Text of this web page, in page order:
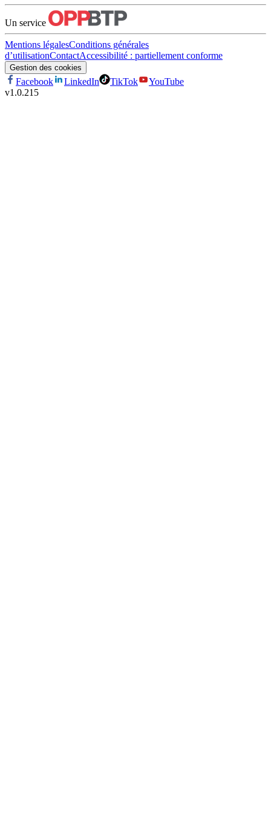
Un service
Mentions légalesConditions générales
d’utilisationContactAccessibilité : partiellement conforme
Gestion des cookies
Facebook LinkedIn TikTok
YouTube
v1.0.215